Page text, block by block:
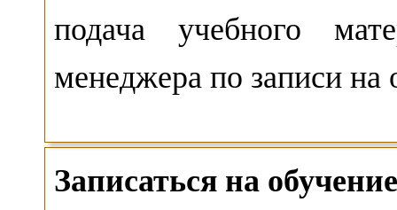
подача учебного
менеджера по записи на
Записаться на